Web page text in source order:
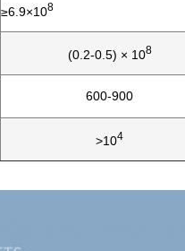
≥6.9×108
(0.2-0.5) × 108
600-900
>104